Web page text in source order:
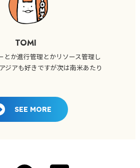
TOMI
とか進行管理とかリソース管理し
ジアも好きですが次は南米あたり
SEE MORE